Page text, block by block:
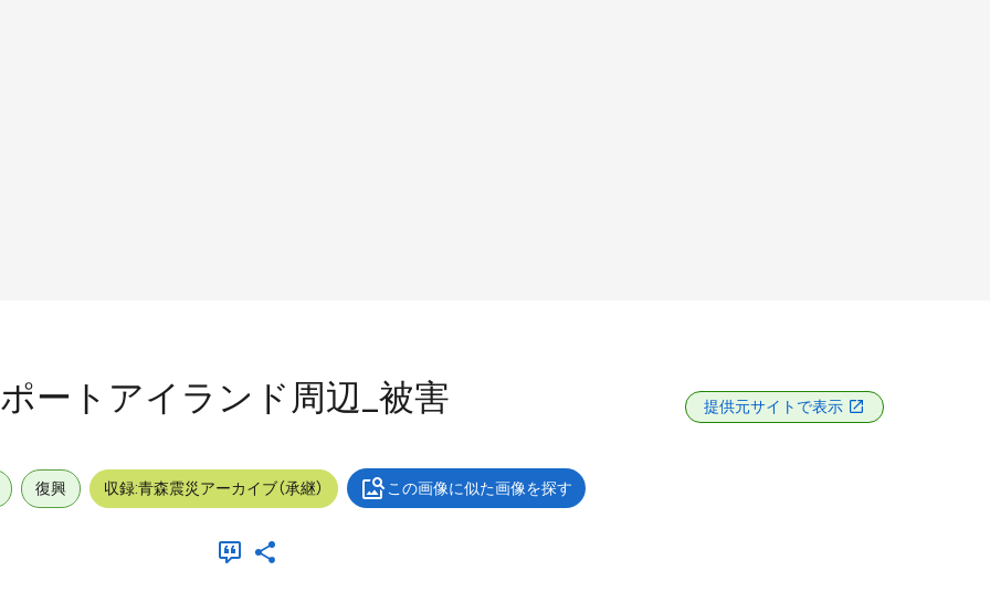
ートアイランド周辺_被害 提供元サイトで表示
復興 収録:青森震災アーカイブ（承継） この画像に似た画像を探す